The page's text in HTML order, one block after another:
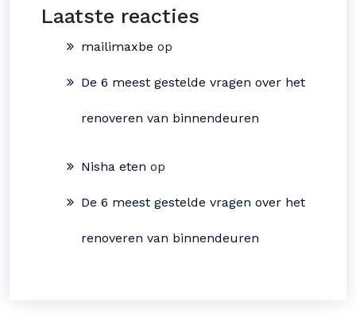
Laatste reacties
mailimaxbe op
De 6 meest gestelde vragen over het
renoveren van binnendeuren
Nisha eten op
De 6 meest gestelde vragen over het
renoveren van binnendeuren